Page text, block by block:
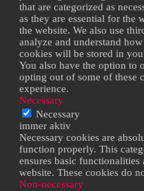
that are categorized as
as they are essential for
the website. We also use
analyze and understand
cookies will be stored in
You also have the option to
opting out of some of these
experience.
Necessary
Necessary
immer aktiv
Necessary cookies are
function properly. This
ensures basic
website. These cookies do
Non-necessary